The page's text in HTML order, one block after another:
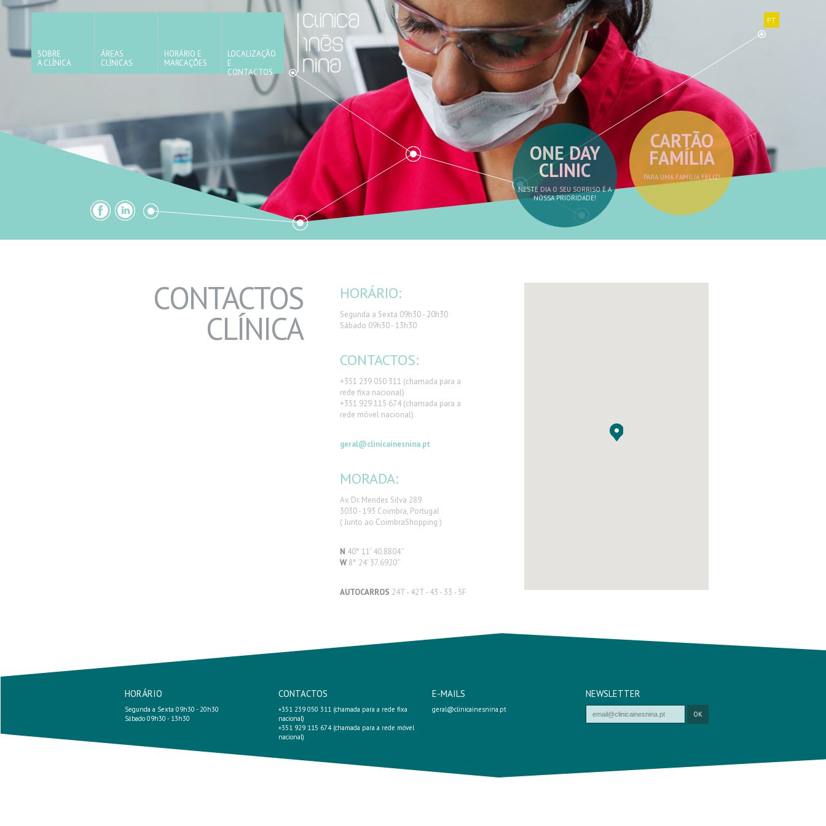
CARTÃO
FAMÍLIA
PARA UMA FAMÍLIA FELIZ!
ONE DAY
CLINIC
NESTE DIA O SEU SORRISO É A
NOSSA PRIORIDADE!
SOBRE
A CLÍNICA
ÁREAS
CLÍNICAS
HORÁRIO E
MARCAÇÕES
LOCALIZAÇÃO
E
CONTACTOS
PT
CONTACTOS
CLÍNICA
HORÁRIO:
Segunda a Sexta 09h30 - 20h30
Sábado 09h30 - 13h30
CONTACTOS:
+351 239 050 311 (chamada para a
rede fixa nacional)
+351 929 115 674 (chamada para a
rede móvel nacional)
geral@clinicainesnina.pt
MORADA:
Av. Dr. Mendes Silva 289
3030 - 193 Coimbra, Portugal
( Junto ao CoimbraShopping )
N 40° 11' 40.8804''
W8° 24' 37.6920''
AUTOCARROS 24T - 42T - 43 - 33 - 5F
HORÁRIO
Segunda a Sexta 09h30 - 20h30
Sábado 09h30 - 13h30
CONTACTOS
+351 239 050 311 (chamada para a rede fixa
nacional)
+351 929 115 674 (chamada para a rede móvel
nacional)
E-MAILS
geral@clinicainesnina.pt
NEWSLETTER
OK